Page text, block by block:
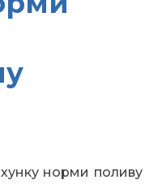
норми поливу